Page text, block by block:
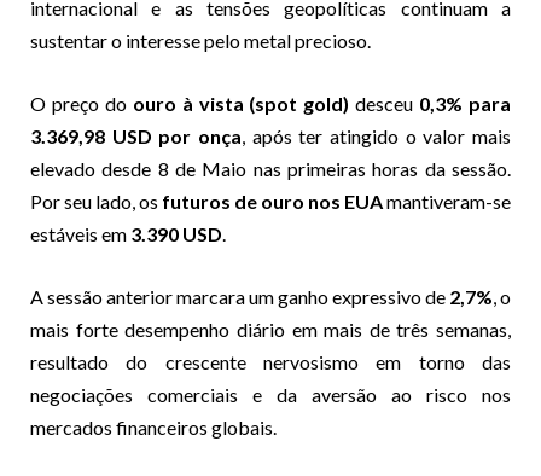
internacional e as tensões geopolíticas continuam a
sustentar o interesse pelo metal precioso.
O preço do ouro à vista (spot gold) desceu 0,3% para
3.369,98 USD por onça, após ter atingido o valor mais
elevado desde 8 de Maio nas primeiras horas da sessão.
Por seu lado, os futuros de ouro nos EUAmantiveram-se
estáveis em 3.390 USD.
A sessão anterior marcara um ganho expressivo de 2,7%, o
mais forte desempenho diário em mais de três semanas,
resultado do crescente nervosismo em torno das
negociações comerciais e da aversão ao risco nos
mercados financeiros globais.